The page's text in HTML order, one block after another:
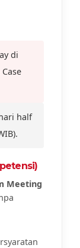
di
half
Meeting